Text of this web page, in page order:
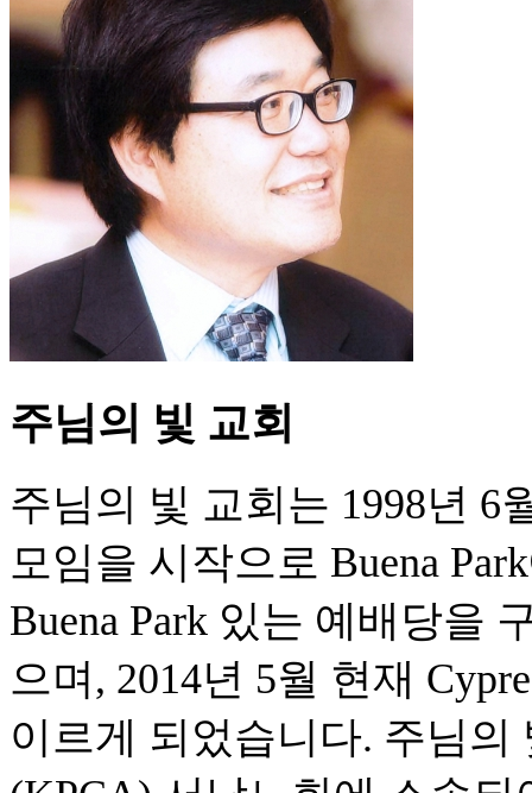
주님의 빛 교회
주님의 빛 교회는 1998년 6
모임을 시작으로 Buena
Buena Park 있는 예배당을
으며, 2014년 5월 현재
이르게 되었습니다. 주님